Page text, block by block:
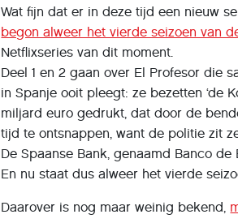
Wat fijn dat er in deze tijd een nieuw
begon alweer het vierde seizoen van
Netflixseries van dit moment.
Deel 1 en 2 gaan over El Profesor die
in Spanje ooit pleegt: ze bezetten ‘de
miljard euro gedrukt, dat door de
tijd te ontsnappen, want de politie zit
De Spaanse Bank, genaamd Banco
En nu staat dus alweer het vierde
Daarover is nog maar weinig bekend,